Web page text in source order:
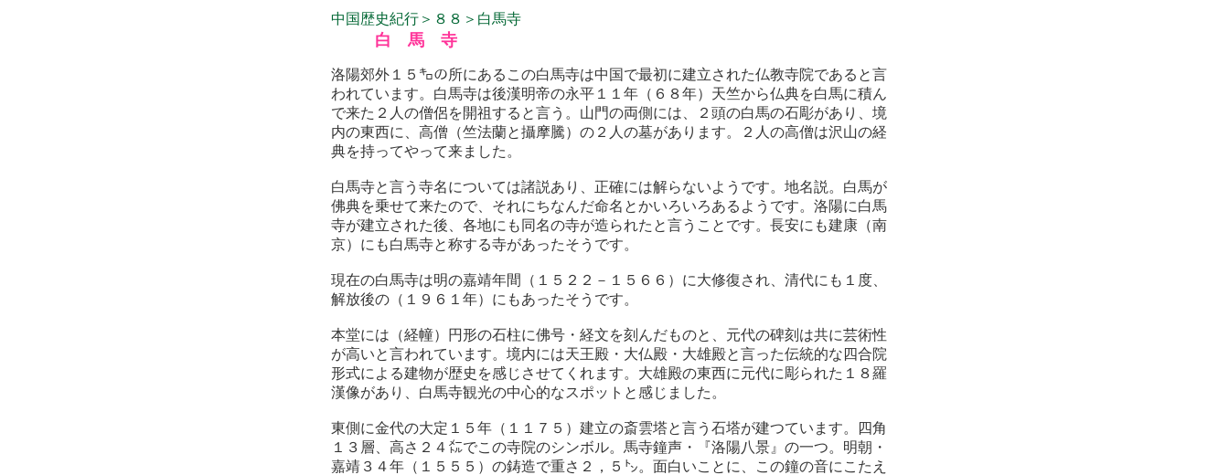
中国歴史紀行＞８８＞白馬寺
白 馬 寺
洛陽郊外１５㌔の所にあるこの白馬寺は中国で最初に建立された仏教寺院であると言
われています。白馬寺は後漢明帝の永平１１年（６８年）天竺から仏典を白馬に積ん
で来た２人の僧侶を開祖すると言う。山門の両側には、２頭の白馬の石彫があり、境
内の東西に、高僧（竺法蘭と攝摩騰）の２人の墓があります。２人の高僧は沢山の経
典を持ってやって来ました。
白馬寺と言う寺名については諸説あり、正確には解らないようです。地名説。白馬が
佛典を乗せて来たので、それにちなんだ命名とかいろいろあるようです。洛陽に白馬
寺が建立された後、各地にも同名の寺が造られたと言うことです。長安にも建康（南
京）にも白馬寺と称する寺があったそうです。
現在の白馬寺は明の嘉靖年間（１５２２－１５６６）に大修復され、清代にも１度、
解放後の（１９６１年）にもあったそうです。
本堂には（経幢）円形の石柱に佛号・経文を刻んだものと、元代の碑刻は共に芸術性
が高いと言われています。境内には天王殿・大仏殿・大雄殿と言った伝統的な四合院
形式による建物が歴史を感じさせてくれます。大雄殿の東西に元代に彫られた１８羅
漢像があり、白馬寺観光の中心的なスポットと感じました。
東側に金代の大定１５年（１１７５）建立の斎雲塔と言う石塔が建つています。四角
１３層、高さ２４㍍でこの寺院のシンボル。馬寺鐘声・『洛陽八景』の一つ。明朝・
嘉靖３４年（１５５５）の鋳造で重さ２，５㌧。面白いことに、この鐘の音にこたえ